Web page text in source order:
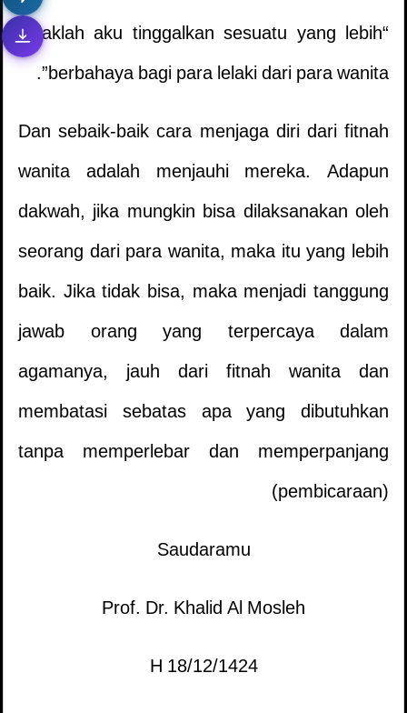
“Tidaklah aku tinggalkan sesuatu yang lebih
berbahaya bagi para lelaki dari para wanita”.
Dan sebaik-baik cara menjaga diri dari fitnah
wanita adalah menjauhi mereka. Adapun
dakwah, jika mungkin bisa dilaksanakan oleh
seorang dari para wanita, maka itu yang lebih
baik. Jika tidak bisa, maka menjadi tanggung
jawab orang yang terpercaya dalam
agamanya, jauh dari fitnah wanita dan
membatasi sebatas apa yang dibutuhkan
tanpa memperlebar dan memperpanjang
(pembicaraan)
Saudaramu
Prof. Dr. Khalid Al Mosleh
18/12/1424 H
Meletakkan Kaki di Atas Kaset Agama
2.
Salam sebelum masuk rumah yang tidak
berpenghuni
3.
Apakah Boleh Memotong Pohon Ini?
4.
Apakah Wajib Melaksanakan Apa Yang
Kewajiban Bagi Yang Membacana ?
Penamaan Makkah ‘Daru kufr’
(
Definisi dan Hakikat Puasa
(
Hukum Ucapan